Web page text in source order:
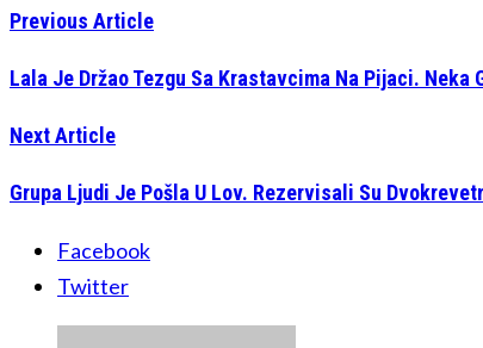
Previous Article
Lala Je Držao Tezgu Sa Krastavcima Na Pijaci. Neka
Next Article
Grupa Ljudi Je Pošla U Lov. Rezervisali Su
Facebook
Twitter